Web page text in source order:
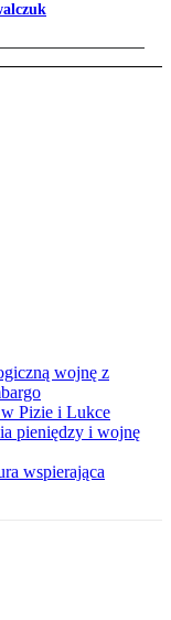
wojnę z
Pizie i Lukce
pieniędzy i wojnę
wspierająca